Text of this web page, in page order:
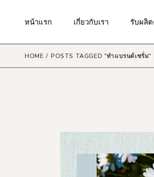
contentหน้าแรก เกี่ยวกับเรา รับผลิ
เส้นผม
มาตรฐานของเรา กันแดด
ผิวกาย
ริมฝีปา
เครื่องส
ผลิตภั
HOME POSTS TAGGED "ทำแบรนด์เซรั่ม"